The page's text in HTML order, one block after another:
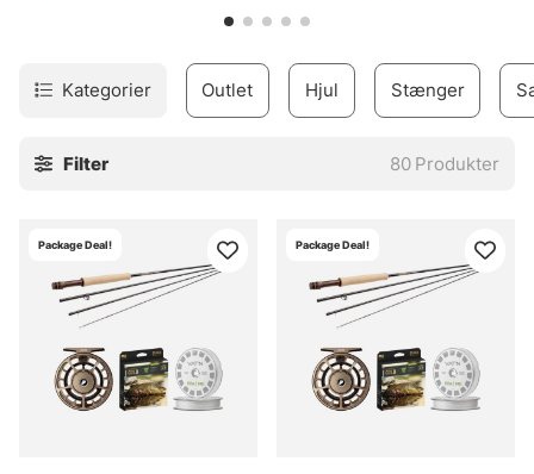
Kategorier Outlet Hjul Stænger
Filter 80 Produkter
Package Deal! Package Deal!